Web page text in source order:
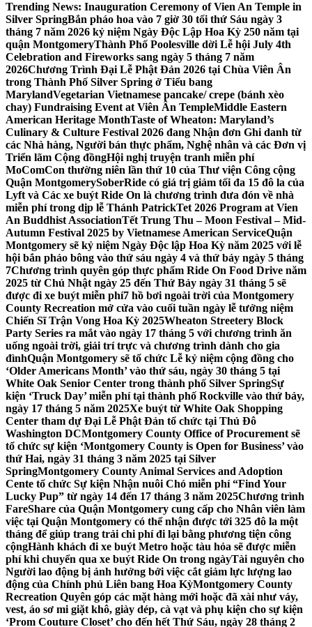
Trending News: Inauguration Ceremony of Vien An Temple in
Silver SpringBắn pháo hoa vào 7 giờ 30 tối thứ Sáu ngày 3
tháng 7 năm 2026 kỷ niệm Ngày Độc Lập Hoa Kỳ 250 năm tại
quận MontgomeryThành Phố Poolesville dời Lễ hội July 4th
Celebration and Fireworks sang ngày 5 tháng 7 năm
2026Chương Trình Đại Lễ Phật Đản 2026 tại Chùa Viên Ân
trong Thành Phố Silver Spring ở Tiểu bang
MarylandVegetarian Vietnamese pancake/ crepe (bánh xèo
chay) Fundraising Event at Viên Ân TempleMiddle Eastern
American Heritage MonthTaste of Wheaton: Maryland’s
Culinary & Culture Festival 2026 đang Nhận đơn Ghi danh từ
các Nhà hàng, Người bán thực phẩm, Nghệ nhân và các Đơn vị
Triển lãm Cộng đồngHội nghị truyện tranh miễn phí
MoComCon thường niên lần thứ 10 của Thư viện Công cộng
Quận MontgomerySoberRide có giá trị giảm tối đa 15 đô la của
Lyft và Các xe buýt Ride On là chương trình đưa đón về nhà
miễn phí trong dịp lễ Thánh PatrickTet 2026 Program at Vien
An Buddhist AssociationTết Trung Thu – Moon Festival – Mid-
Autumn Festival 2025 by Vietnamese American ServiceQuận
Montgomery sẽ kỷ niệm Ngày Độc lập Hoa Kỳ năm 2025 với lễ
hội bắn pháo bông vào thứ sáu ngày 4 và thứ bảy ngày 5 tháng
7Chương trình quyên góp thực phẩm Ride On Food Drive năm
2025 từ Chủ Nhật ngày 25 đến Thứ Bảy ngày 31 tháng 5 sẽ
được đi xe buýt miễn phí7 hồ bơi ngoài trời của Montgomery
County Recreation mở cửa vào cuối tuần ngày lễ tưởng niệm
Chiến Sĩ Trận Vong Hoa Kỳ 2025Wheaton Streetery Block
Party Series ra mắt vào ngày 17 tháng 5 với chương trình ăn
uống ngoài trời, giải trí trực và chương trình dành cho gia
đìnhQuận Montgomery sẽ tổ chức Lễ kỷ niệm cộng đồng cho
‘Older Americans Month’ vào thứ sáu, ngày 30 tháng 5 tại
White Oak Senior Center trong thành phố Silver SpringSự
kiện ‘Truck Day’ miễn phí tại thành phố Rockville vào thứ bảy,
ngày 17 tháng 5 năm 2025Xe buýt từ White Oak Shopping
Center tham dự Đại Lễ Phật Đản tổ chức tại Thủ Đô
Washington DCMontgomery County Office of Procurement sẽ
tổ chức sự kiện ‘Montgomery County is Open for Business’ vào
thứ Hai, ngày 31 tháng 3 năm 2025 tại Silver
SpringMontgomery County Animal Services and Adoption
Cente tổ chức Sự kiện Nhận nuôi Chó miễn phí “Find Your
Lucky Pup” từ ngày 14 đến 17 tháng 3 năm 2025Chương trình
FareShare của Quận Montgomery cung cấp cho Nhân viên làm
việc tại Quận Montgomery có thể nhận được tới 325 đô la một
tháng để giúp trang trải chi phí đi lại bằng phương tiện công
cộngHành khách đi xe buýt Metro hoặc tàu hỏa sẽ được miễn
phí khi chuyển qua xe buýt Ride On trong ngàyTài nguyên cho
Người lao động bị ảnh hưởng bởi việc cắt giảm lực lượng lao
động của Chính phủ Liên bang Hoa KỳMontgomery County
Recreation Quyên góp các mặt hàng mới hoặc đã xài như váy,
vest, áo sơ mi giặt khô, giày dép, cà vạt và phụ kiện cho sự kiện
‘Prom Couture Closet’ cho đến hết Thứ Sáu, ngày 28 tháng 2